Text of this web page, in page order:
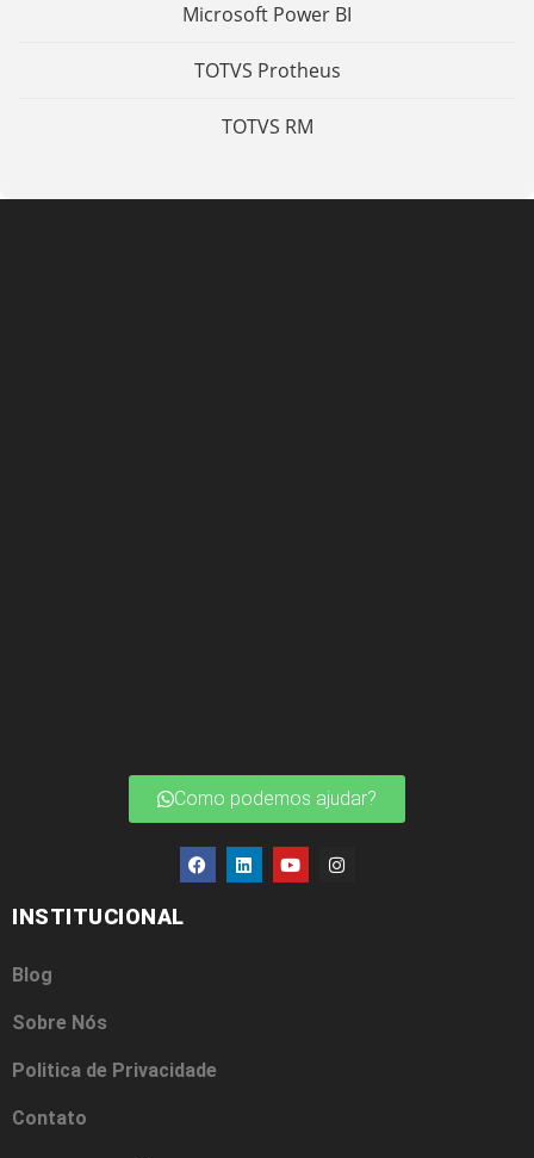
Microsoft Power BI
TOTVS Protheus
TOTVS RM
Como podemos ajudar?
INSTITUCIONAL
Blog
Sobre Nós
Politica de Privacidade
Contato